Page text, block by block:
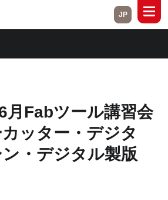
Project Cases
JP
月Fabツール講習会
カッター・デジタ
・デジタル製版